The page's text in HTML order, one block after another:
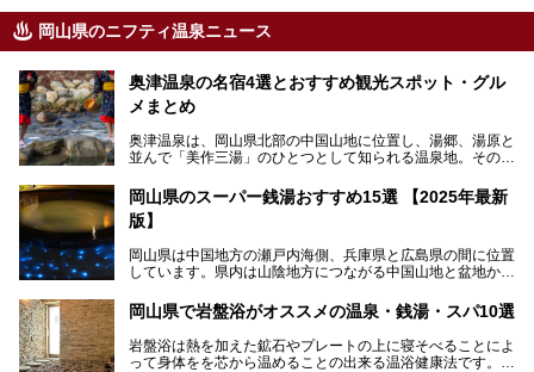
岡山県のニフティ温泉ニュース
奥津温泉の名宿4選とおすすめ観光スポット・グル
メまとめ
奥津温泉は、岡山県北部の中国山地に位置し、湯郷、湯原と
並んで「美作三湯」のひとつとして知られる温泉地。その泉
す。
この記事では、奥津温泉で宿泊におすすめの宿、観光スポッ
を存分に味わい、癒しの旅を楽しんでくださいね。
岡山県のスーパー銭湯おすすめ15選 【2025年最新
版】
岡山県は中国地方の瀬戸内海側、兵庫県と広島県の間に位置
しています。県内は山陰地方につながる中国山地と盆地から
海に多数の島々が浮かぶ瀬戸内海に面した南部に分けられま
す。年間を通じて降水量が少ない「晴れの国」で、モモやブ
ドウなど果物の栽培が盛んなうえ、その品質の高さは全国的
にも有名です。
岡山県で岩盤浴がオススメの温泉・銭湯・スパ10選
岩盤浴は熱を加えた鉱石やプレートの上に寝そべることによ
って身体をを芯から温めることの出来る温浴健康法です。じ